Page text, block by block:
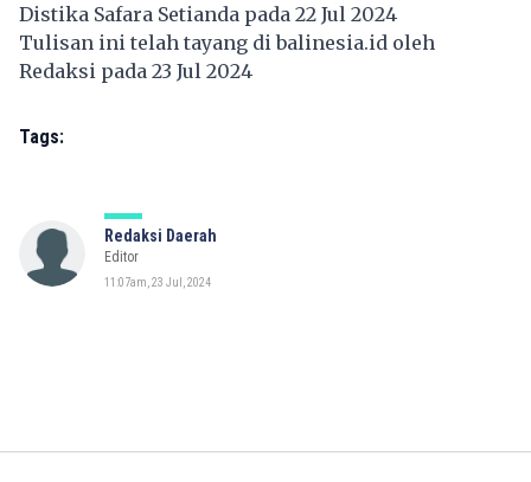
Distika Safara Setianda pada 22 Jul 2024
Tulisan ini telah tayang dibalinesia.id oleh
Redaksi pada 23 Jul 2024
Tags:
Redaksi Daerah
Editor
11:07am, 23 Jul, 2024